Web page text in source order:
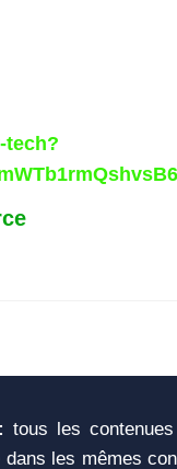
tech?
tous les
dans les mêmes